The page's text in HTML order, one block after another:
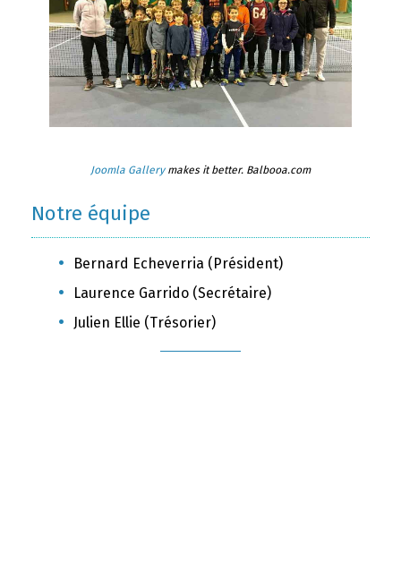
Joomla Gallerymakes it better. Balbooa.com
Notre équipe
Bernard Echeverria (Président)
Laurence Garrido (Secrétaire)
Julien Ellie (Trésorier)